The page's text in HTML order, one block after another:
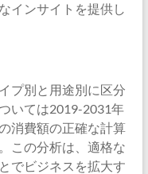
インサイトを提供し
プ別と用途別に区分
いては2019-2031年
消費額の正確な計算
この分析は、適格な
でビジネスを拡大す